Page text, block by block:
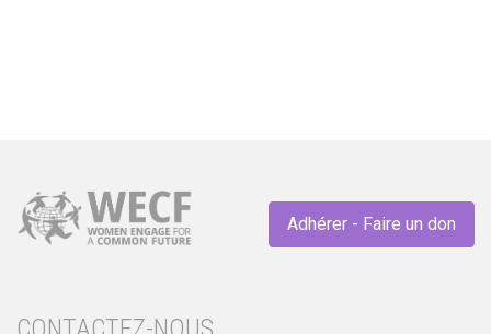
Adhérer - Faire un don